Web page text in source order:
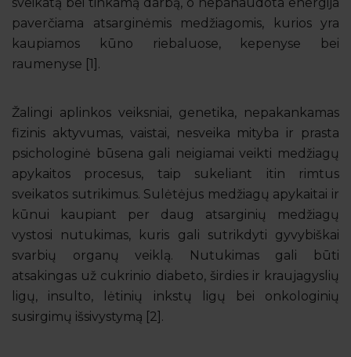
paverčiama atsarginėmis medžiagomis, kurios yra
kaupiamos kūno riebaluose, kepenyse bei
raumenyse [1].
Žalingi aplinkos veiksniai, genetika, nepakankamas
fizinis aktyvumas, vaistai, nesveika mityba ir prasta
psichologinė būsena gali neigiamai veikti medžiagų
apykaitos procesus, taip sukeliant itin rimtus
sveikatos sutrikimus. Sulėtėjus medžiagų apykaitai ir
kūnui kaupiant per daug atsarginių medžiagų
vystosi nutukimas, kuris gali sutrikdyti gyvybiškai
svarbių organų veiklą. Nutukimas gali būti
atsakingas už cukrinio diabeto, širdies ir kraujagyslių
ligų, insulto, lėtinių inkstų ligų bei onkologinių
susirgimų išsivystymą [2].